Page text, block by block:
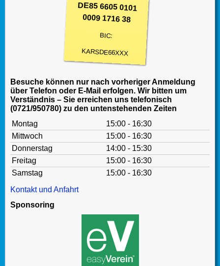
DE85 6605 0101
0009 1716 38
BIC:
KARSDE66XXX
Besuche können nur nach vorheriger Anmeldung
über Telefon oder E-Mail erfolgen. Wir bitten um
Verständnis – Sie erreichen uns telefonisch
(0721/950780) zu den untenstehenden Zeiten
Montag
15:00 - 16:30
Mittwoch
15:00 - 16:30
Donnerstag
14:00 - 15:30
Freitag
15:00 - 16:30
Samstag
15:00 - 16:30
Kontakt und Anfahrt
Sponsoring